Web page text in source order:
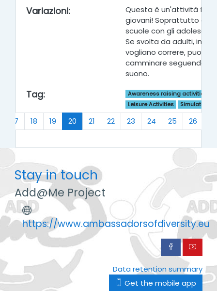
Variazioni:
Questa è un'attività
giovani! Soprattutto da
scuole con gli
Se svolta da adulti, in
vogliano correre, puoi
camminare seguendo la
suono.
Tag:
Awareness raising activities
Leisure Activities
Simulation
17 18 19 20(current)
21 22 23 24 25 26
Stay in touch
Add@Me Project
https://www.ambassadorsofdiversity.eu
Data retention summary
Get the mobile app